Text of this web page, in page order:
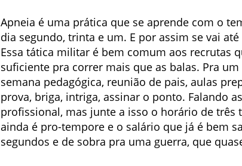
Apneia é uma prática que se aprende com o
dia segundo, trinta e um. E por assim se vai
Essa tática militar é bem comum aos recrutas
suficiente pra correr mais que as balas. Pra
semana pedagógica, reunião de pais, aulas
prova, briga, intriga, assinar o ponto. Falando
profissional, mas junte a isso o horário de
ainda é pro-tempore e o salário que já é bem
segundos e de sobra pra uma guerra, que